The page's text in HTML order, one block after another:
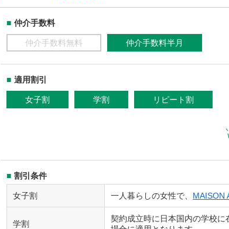
仲介手数料
仲介手数料無料 仲介手数料半月
適用割引
女子割 学割 リピート割
割引条件
女子割 一人暮らしの女性で、 MAISON
学割
契約成立時に日本国内の学校